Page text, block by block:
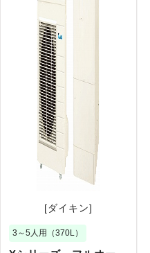
[ダイキン]
3～5人用（370L）